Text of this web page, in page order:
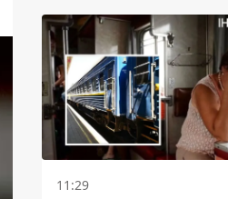
11:29